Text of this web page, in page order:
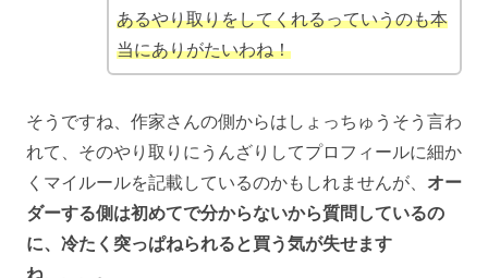
あるやり取りをしてくれるっていうのも本
当にありがたいわね！
そうですね、作家さんの側からはしょっちゅうそう言わ
れて、そのやり取りにうんざりしてプロフィールに細か
くマイルールを記載しているのかもしれませんが、 オー
ダーする側は初めてで分からないから質問しているの
に、冷たく突っぱねられると買う気が失せます
ね、、、。